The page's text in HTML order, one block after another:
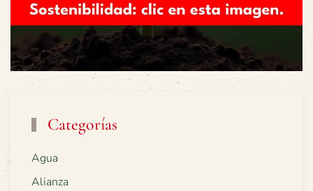
Categorías
Agua
Alianza